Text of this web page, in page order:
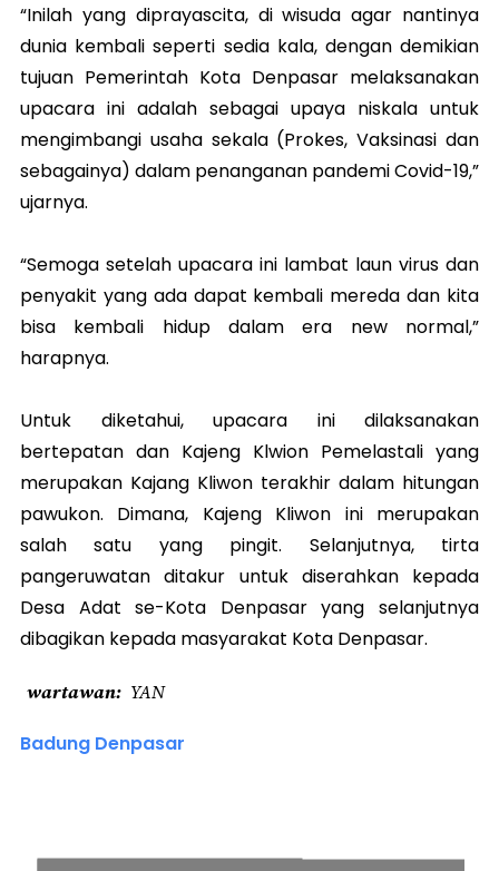
“Inilah yang diprayascita, di wisuda agar nantinya
dunia kembali seperti sedia kala, dengan demikian
tujuan Pemerintah Kota Denpasar melaksanakan
upacara ini adalah sebagai upaya niskala untuk
mengimbangi usaha sekala (Prokes, Vaksinasi dan
sebagainya) dalam penanganan pandemi Covid-19,”
ujarnya.
“Semoga setelah upacara ini lambat laun virus dan
penyakit yang ada dapat kembali mereda dan kita
bisa kembali hidup dalam era new normal,”
harapnya.
Untuk diketahui, upacara ini dilaksanakan
bertepatan dan Kajeng Klwion Pemelastali yang
merupakan Kajang Kliwon terakhir dalam hitungan
pawukon. Dimana, Kajeng Kliwon ini merupakan
salah satu yang pingit. Selanjutnya, tirta
pangeruwatan ditakur untuk diserahkan kepada
Desa Adat se-Kota Denpasar yang selanjutnya
dibagikan kepada masyarakat Kota Denpasar.
wartawan YAN
Badung Denpasar